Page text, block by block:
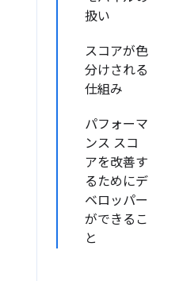
扱い
スコアが色
分けされる
仕組み
パフォーマ
ンス スコ
アを改善す
るためにデ
ベロッパー
ができるこ
と